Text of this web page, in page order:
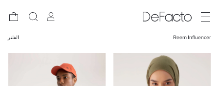
Reem Influencer الفلتر